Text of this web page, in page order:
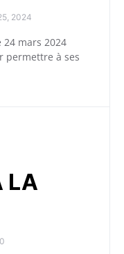
2024
24 mars 2024
permettre à ses
LA